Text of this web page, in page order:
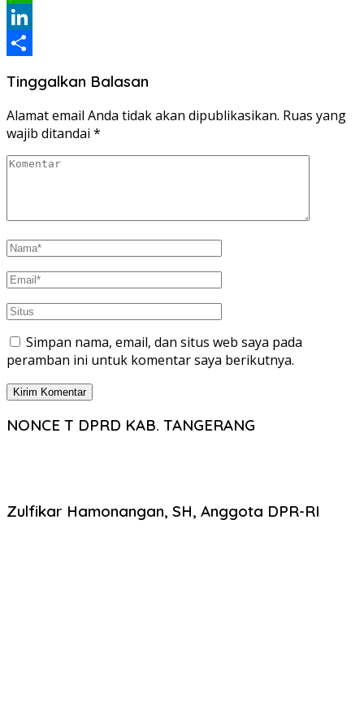
WhatsApp
LinkedIn
Tinggalkan Balasan
Alamat email Anda tidak akan dipublikasikan. Ruas yang
wajib ditandai *
Simpan nama, email, dan situs web saya pada
peramban ini untuk komentar saya berikutnya.
NONCE T DPRD KAB. TANGERANG
Zulfikar Hamonangan, SH, Anggota DPR-RI